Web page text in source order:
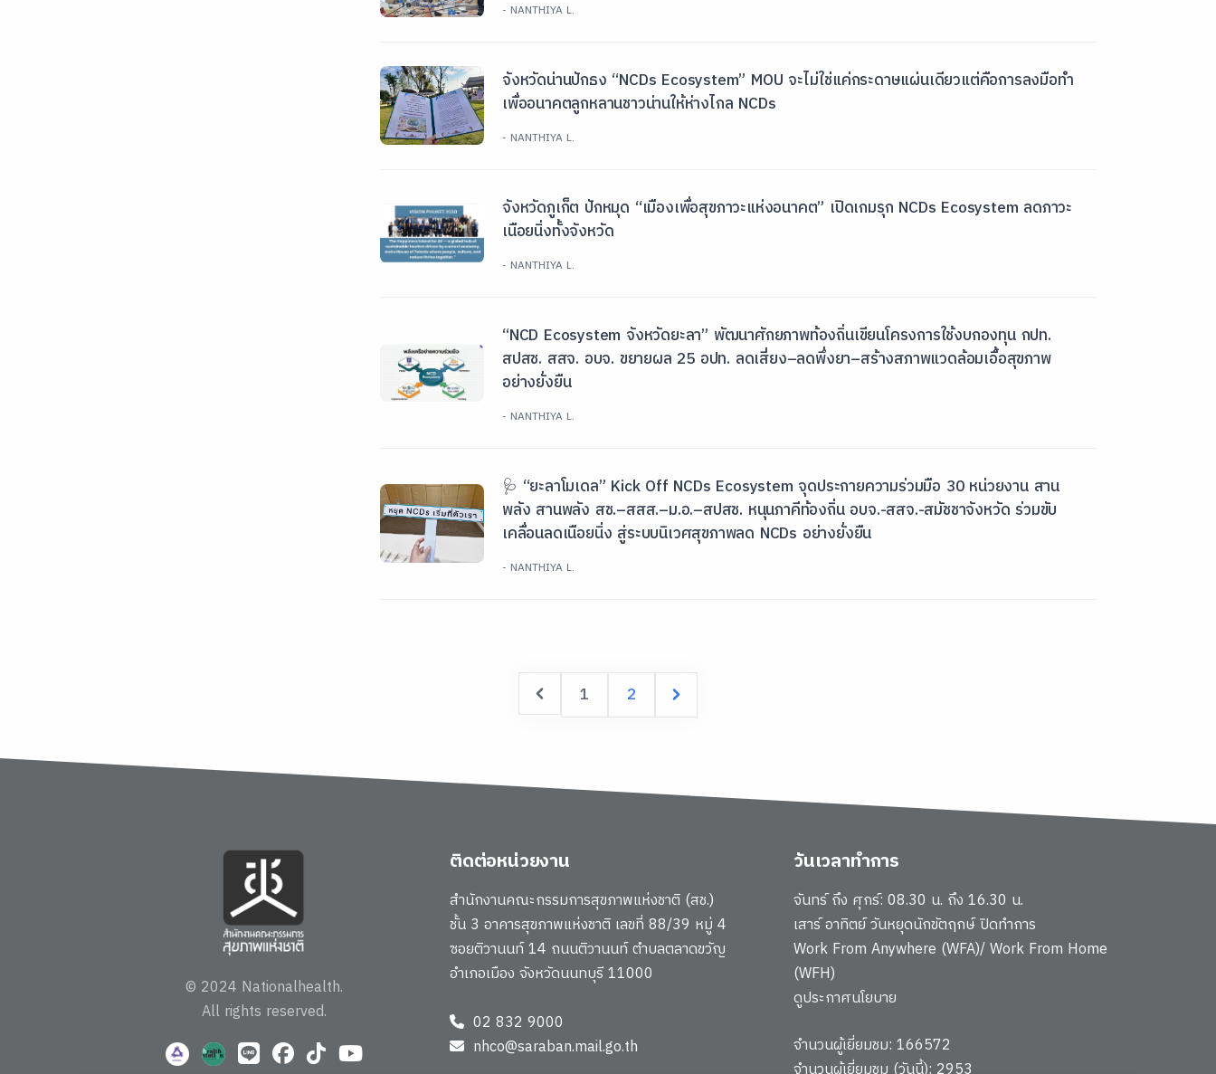
- NANTHIYA L.
จังหวัดน่านปักธง “NCDs Ecosystem” MOU จะไม่ใช่แค่กระดาษแผ่นเดียวแต่คือการลงมือทำ
เพื่ออนาคตลูกหลานชาวน่านให้ห่างไกล NCDs
- NANTHIYA L.
จังหวัดภูเก็ต ปักหมุด “เมืองเพื่อสุขภาวะแห่งอนาคต” เปิดเกมรุก NCDs Ecosystem ลดภาวะ
เนือยนิ่งทั้งจังหวัด
- NANTHIYA L.
“NCD Ecosystem จังหวัดยะลา” พัฒนาศักยภาพท้องถิ่นเขียนโครงการใช้งบกองทุน กปท.
สปสช. สสจ. อบจ. ขยายผล 25 อปท. ลดเสี่ยง–ลดพึ่งยา–สร้างสภาพแวดล้อมเอื้อสุขภาพ
อย่างยั่งยืน
- NANTHIYA L.
🩺 “ยะลาโมเดล” Kick Off NCDs Ecosystem จุดประกายความร่วมมือ 30 หน่วยงาน สาน
พลัง สานพลัง สช.–สสส.–ม.อ.–สปสช. หนุนภาคีท้องถิ่น อบจ.-สสจ.-สมัชชาจังหวัด ร่วมขับ
เคลื่อนลดเนือยนิ่ง สู่ระบบนิเวศสุขภาพลด NCDs อย่างยั่งยืน
- NANTHIYA L.
1 2
© 2024 Nationalhealth.
All rights reserved.
ติดต่อหน่วยงาน
สำนักงานคณะกรรมการสุขภาพแห่งชาติ (สช.)
ชั้น 3 อาคารสุขภาพแห่งชาติ เลขที่ 88/39 หมู่ 4
ซอยติวานนท์ 14 ถนนติวานนท์ ตำบลตลาดขวัญ
อำเภอเมือง จังหวัดนนทบุรี 11000
02 832 9000
nhco@saraban.mail.go.th
วันเวลาทำการ
จันทร์ ถึง ศุกร์: 08.30 น. ถึง 16.30 น.
เสาร์ อาทิตย์ วันหยุดนักขัตฤกษ์ ปิดทำการ
Work From Anywhere (WFA)/ Work From Home
(WFH)
ดูประกาศนโยบาย
จำนวนผู้เยี่ยมชม: 166572